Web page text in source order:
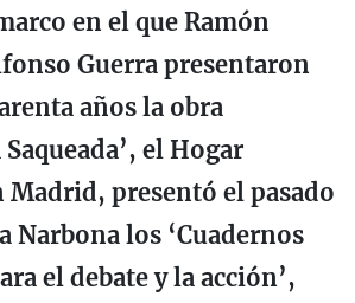
en el que Ramón
Guerra presentaron
años la obra
’, el Hogar
Madrid, presentó el pasado
Narbona los ‘Cuadernos
el debate y la acción’,